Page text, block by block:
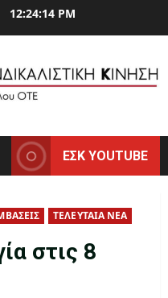
12:24:15 PM
ΕΣΚ YOUTUBE
ΤΕΛΕΥΤΑΙΑ ΝΕΑ
στις 8